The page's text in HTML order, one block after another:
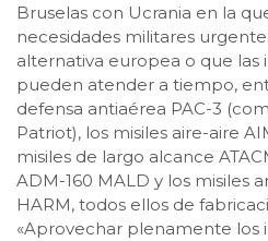
Bruselas con Ucrania en la
necesidades militares
alternativa europea o que las
pueden atender a tiempo,
defensa antiaérea PAC-3
Patriot), los misiles aire-aire
misiles de largo alcance
ADM-160 MALD y los misiles
HARM, todos ellos de
«Aprovechar plenamente los